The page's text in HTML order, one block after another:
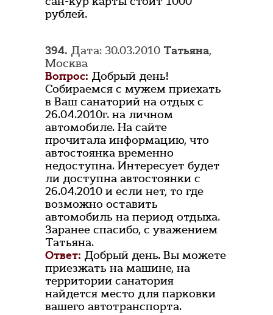
рублей.
394. Дата: 30.03.2010 Татьяна,
Москва
Вопрос: Добрый день!
Собираемся с мужем приехать
в Ваш санаторий на отдых с
26.04.2010г. на личном
автомобиле. На сайте
прочитала информацию, что
автостоянка временно
недоступна. Интересует будет
ли доступна автостоянки с
26.04.2010 и если нет, то где
возможно оставить
автомобиль на период отдыха.
Заранее спасибо, с уважением
Татьяна.
Ответ: Добрый день. Вы можете
приезжать на машине, на
территории санатория
найдется место для парковки
вашего автотранспорта.